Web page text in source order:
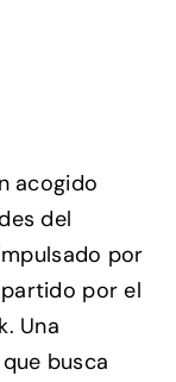
acogido
del
por
por el
Una
busca